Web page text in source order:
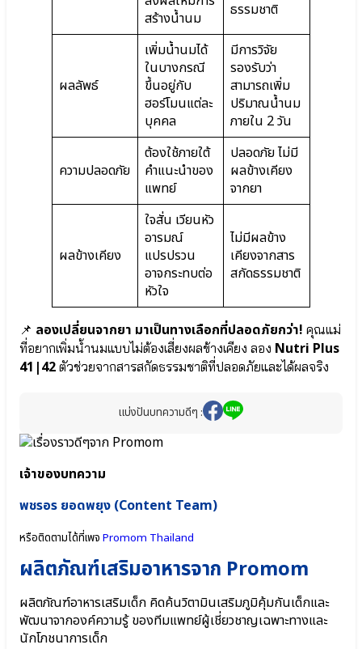
แม่
ตั้ง
ครรภ์
และ
สมอง
และ
จำ
เสริม
⦿
เด็ก
กระดูก
สร้างน้ำนม
ธรรมชาติ
ผลลัพธ์
เพิ่มน้ำนมได้
ในบางกรณี
ขึ้นอยู่กับ
ฮอร์โมนแต่ละ
บุคคล
มีการวิจัย
รองรับว่า
สามารถเพิ่ม
ปริมาณน้ำนม
ภายใน 2 วัน
ความปลอดภัย
ต้องใช้ภายใต้
คำแนะนำของ
แพทย์
ปลอดภัย ไม่มี
ผลข้างเคียง
จากยา
ผลข้างเคียง
ใจสั่น เวียนหัว
อารมณ์
แปรปรวน
อาจกระทบต่อ
หัวใจ
ไม่มีผลข้าง
เคียงจากสาร
สกัดธรรมชาติ
📌 ลองเปลี่ยนจากยา มาเป็นทางเลือกที่ปลอดภัยกว่า! คุณแม่
ที่อยากเพิ่มน้ำนมแบบไม่ต้องเสี่ยงผลข้างเคียง ลอง Nutri Plus
41|42 ตัวช่วยจากสารสกัดธรรมชาติที่ปลอดภัยและได้ผลจริง
แบ่งปันบทความดีๆ :
เจ้าของบทความ
พชรอร ยอดพยุง (Content Team)
หรือติดตามได้ที่เพจ Promom Thailand
ผลิตภัณฑ์เสริมอาหารจาก Promom
ผลิตภัณฑ์อาหารเสริมเด็ก คิดค้นวิตามินเสริมภูมิคุ้มกันเด็กและ
พัฒนาจากองค์ความรู้ ของทีมแพทย์ผู้เชี่ยวชาญเฉพาะทางและ
นักโภชนาการเด็ก